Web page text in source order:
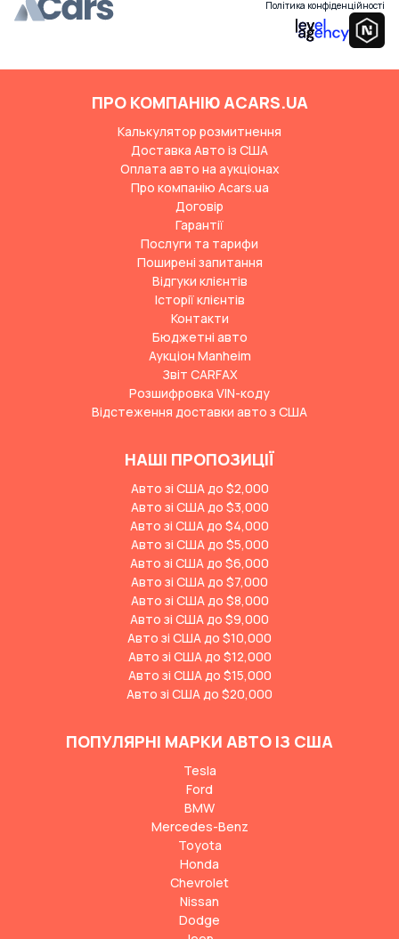
Політика конфіденційності
ПРО КОМПАНІЮ ACARS.UA
Калькулятор розмитнення
Доставка Авто із США
Оплата авто на аукціонах
Про компанію Acars.ua
Договір
Гарантії
Послуги та тарифи
Поширені запитання
Відгуки клієнтів
Історії клієнтів
Контакти
Бюджетні авто
Аукціон Manheim
Звіт CARFAX
Розшифровка VIN-коду
Відстеження доставки авто з США
НАШІ ПРОПОЗИЦІЇ
Авто зі США до $2,000
Авто зі США до $3,000
Авто зі США до $4,000
Авто зі США до $5,000
Авто зі США до $6,000
Авто зі США до $7,000
Авто зі США до $8,000
Авто зі США до $9,000
Авто зі США до $10,000
Авто зі США до $12,000
Авто зі США до $15,000
Авто зі США до $20,000
ПОПУЛЯРНІ МАРКИ АВТО ІЗ США
Tesla
Ford
BMW
Mercedes-Benz
Toyota
Honda
Chevrolet
Nissan
Dodge